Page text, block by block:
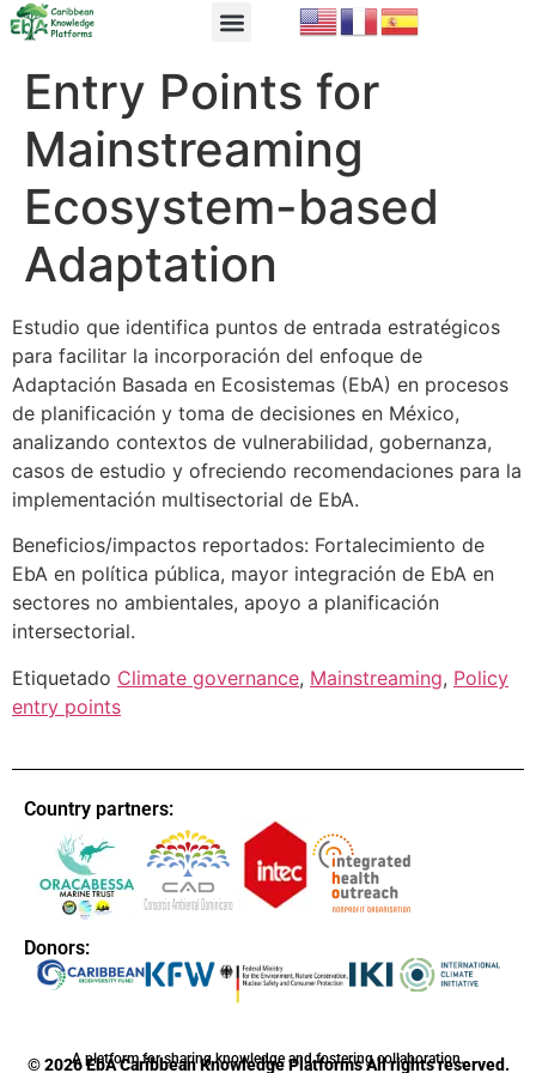
Entry Points for
Mainstreaming
Ecosystem-based
Adaptation
Estudio que identifica puntos de entrada estratégicos
para facilitar la incorporación del enfoque de
Adaptación Basada en Ecosistemas (EbA) en procesos
de planificación y toma de decisiones en México,
analizando contextos de vulnerabilidad, gobernanza,
casos de estudio y ofreciendo recomendaciones para la
implementación multisectorial de EbA.
Beneficios/impactos reportados: Fortalecimiento de
EbA en política pública, mayor integración de EbA en
sectores no ambientales, apoyo a planificación
intersectorial.
Etiquetado Climate governance, Mainstreaming, Policy
entry points
Country partners:
Donors:
© 2026 EbA Caribbean Knowledge Platforms All rights reserved.
A platform for sharing knowledge and fostering collaboration.